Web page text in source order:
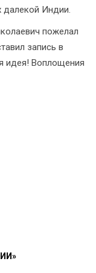
далекой Индии.
пожелал
запись в
идея! Воплощения